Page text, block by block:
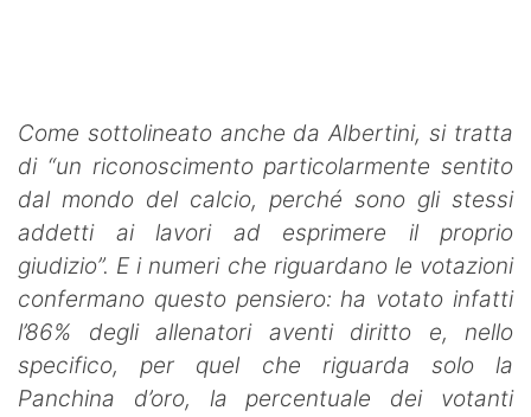
Come sottolineato anche da Albertini, si tratta
di “un riconoscimento particolarmente sentito
dal mondo del calcio, perché sono gli stessi
addetti ai lavori ad esprimere il proprio
giudizio”. E i numeri che riguardano le votazioni
confermano questo pensiero: ha votato infatti
l’86% degli allenatori aventi diritto e, nello
specifico, per quel che riguarda solo la
Panchina d’oro, la percentuale dei votanti